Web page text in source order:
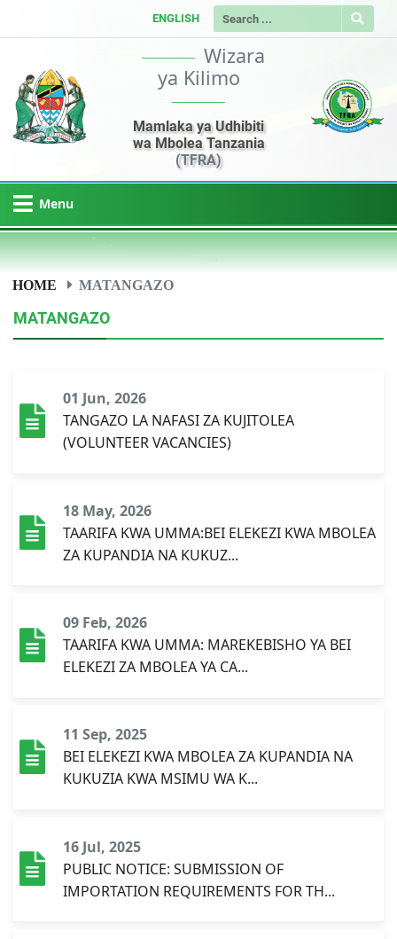
ENGLISH
Wizara
ya Kilimo
Mamlaka ya Udhibiti
wa Mbolea Tanzania
(TFRA)
Menu
HOME MATANGAZO
MATANGAZO
01 Jun, 2026
TANGAZO LA NAFASI ZA KUJITOLEA
(VOLUNTEER VACANCIES)
18 May, 2026
TAARIFA KWA UMMA:BEI ELEKEZI KWA MBOLEA
ZA KUPANDIA NA KUKUZ...
09 Feb, 2026
TAARIFA KWA UMMA: MAREKEBISHO YA BEI
ELEKEZI ZA MBOLEA YA CA...
11 Sep, 2025
BEI ELEKEZI KWA MBOLEA ZA KUPANDIA NA
KUKUZIA KWA MSIMU WA K...
16 Jul, 2025
PUBLIC NOTICE: SUBMISSION OF
IMPORTATION REQUIREMENTS FOR TH...